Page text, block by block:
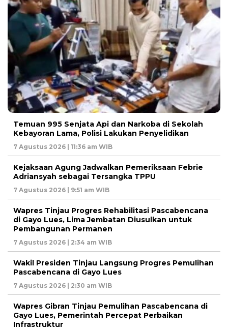
Temuan 995 Senjata Api dan Narkoba di Sekolah
Kebayoran Lama, Polisi Lakukan Penyelidikan
7 Agustus 2026 | 11:36 am WIB
Kejaksaan Agung Jadwalkan Pemeriksaan Febrie
Adriansyah sebagai Tersangka TPPU
7 Agustus 2026 | 9:51 am WIB
Wapres Tinjau Progres Rehabilitasi Pascabencana
di Gayo Lues, Lima Jembatan Diusulkan untuk
Pembangunan Permanen
7 Agustus 2026 | 2:34 am WIB
Wakil Presiden Tinjau Langsung Progres Pemulihan
Pascabencana di Gayo Lues
7 Agustus 2026 | 2:30 am WIB
Wapres Gibran Tinjau Pemulihan Pascabencana di
Gayo Lues, Pemerintah Percepat Perbaikan
Infrastruktur